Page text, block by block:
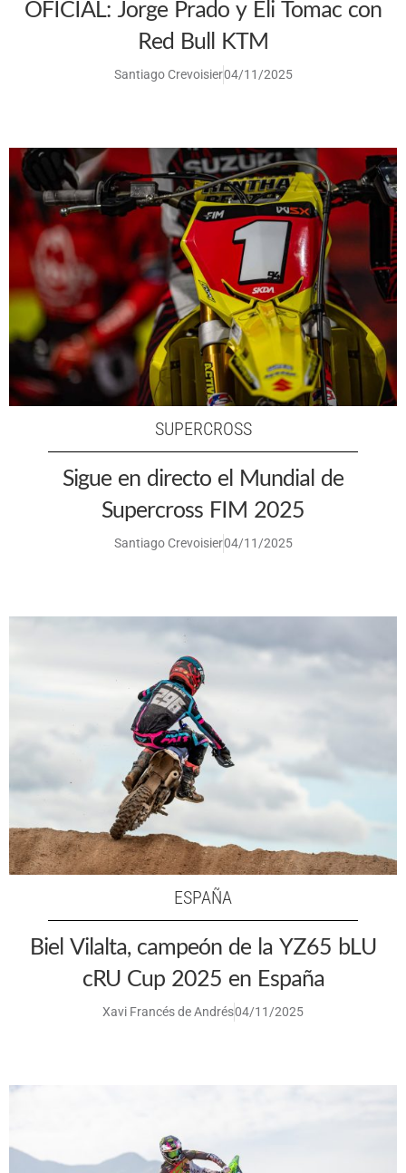
OFICIAL: Jorge Prado y Eli Tomac con
Red Bull KTM
Santiago Crevoisier04/11/2025
SUPERCROSS
Sigue en directo el Mundial de
Supercross FIM 2025
Santiago Crevoisier04/11/2025
ESPAÑA
Biel Vilalta, campeón de la YZ65 bLU
cRU Cup 2025 en España
Xavi Francés de Andrés04/11/2025